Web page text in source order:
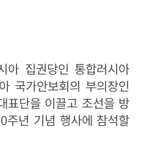
집권당인 통합러시아
국가안보회의 부의장인
표단을 이끌고 조선을 방
주년 기념 행사에 참석할